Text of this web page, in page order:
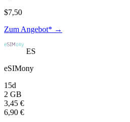
$7,50
Zum Angebot* →
ES
eSIMony
15d
2 GB
3,45 €
6,90 €